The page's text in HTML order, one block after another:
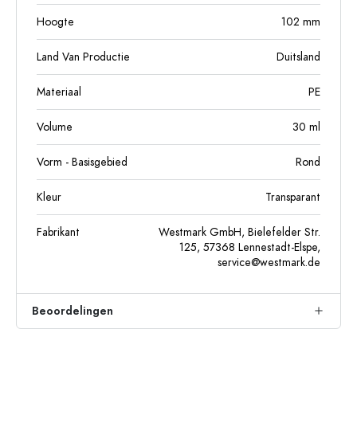
Hoogte 102 mm
Land Van Productie Duitsland
Materiaal PE
Volume 30 ml
Vorm - Basisgebied Rond
Kleur Transparant
Fabrikant
Westmark GmbH, Bielefelder Str.
125, 57368 Lennestadt-Elspe,
service@westmark.de
Beoordelingen